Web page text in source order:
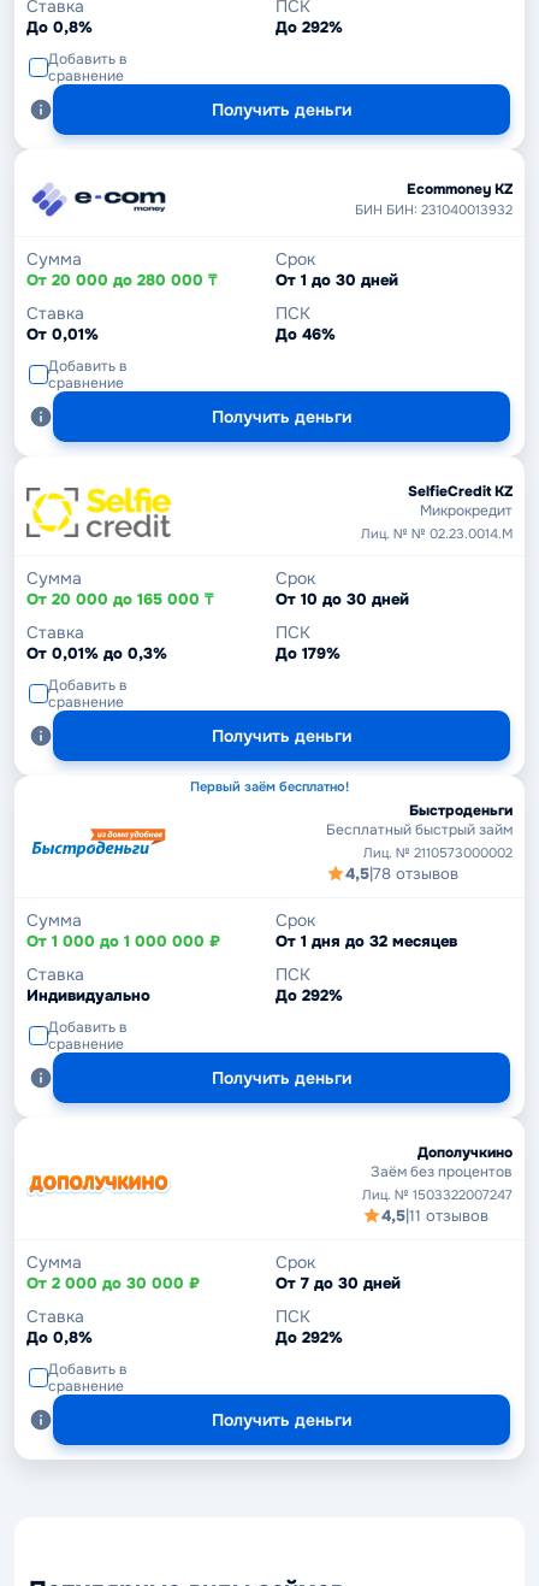
Ставка
До 0,8%
ПСК
До 292%
Добавить в
сравнение
Получить деньги
Ecommoney KZ
БИН БИН: 231040013932
Сумма
От 20 000 до 280 000 ₸
Срок
От 1 до 30 дней
Ставка
От 0,01%
ПСК
До 46%
Добавить в
сравнение
Получить деньги
SelfieCredit KZ
Микрокредит
Лиц. № № 02.23.0014.М
Сумма
От 20 000 до 165 000 ₸
Срок
От 10 до 30 дней
Ставка
От 0,01% до 0,3%
ПСК
До 179%
Добавить в
сравнение
Получить деньги
Первый заём бесплатно!
Быстроденьги
Бесплатный быстрый займ
Лиц. № 2110573000002
4,5|78 отзывов
Сумма
От 1 000 до 1 000 000 ₽
Срок
От 1 дня до 32 месяцев
Ставка
Индивидуально
ПСК
До 292%
Добавить в
сравнение
Получить деньги
Дополучкино
Заём без процентов
Лиц. № 1503322007247
4,5|11 отзывов
Сумма
От 2 000 до 30 000 ₽
Срок
От 7 до 30 дней
Ставка
До 0,8%
ПСК
До 292%
Добавить в
сравнение
Получить деньги